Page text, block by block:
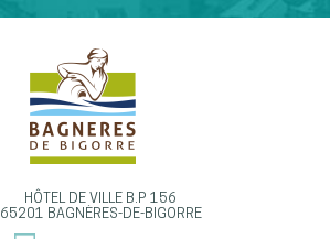
HÔTEL DE VILLE B.P 156
65201 BAGNÈRES-DE-BIGORRE